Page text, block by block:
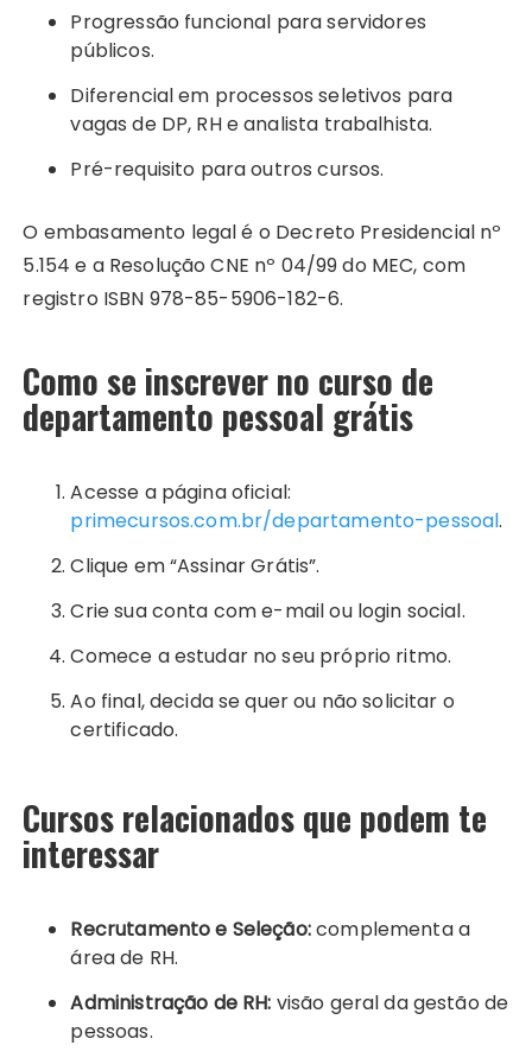
Progressão funcional para servidores
públicos.
Diferencial em processos seletivos para
vagas de DP, RH e analista trabalhista.
Pré-requisito para outros cursos.
O embasamento legal é o Decreto Presidencial nº
5.154 e a Resolução CNE nº 04/99 do MEC, com
registro ISBN 978-85-5906-182-6.
Como se inscrever no curso de
departamento pessoal grátis
Acesse a página oficial:
primecursos.com.br/departamento-pessoal.
Clique em “Assinar Grátis”.
Crie sua conta com e-mail ou login social.
Comece a estudar no seu próprio ritmo.
Ao final, decida se quer ou não solicitar o
certificado.
Cursos relacionados que podem te
interessar
Recrutamento e Seleção:complementa a
área de RH.
Administração de RH: visão geral da gestão de
pessoas.